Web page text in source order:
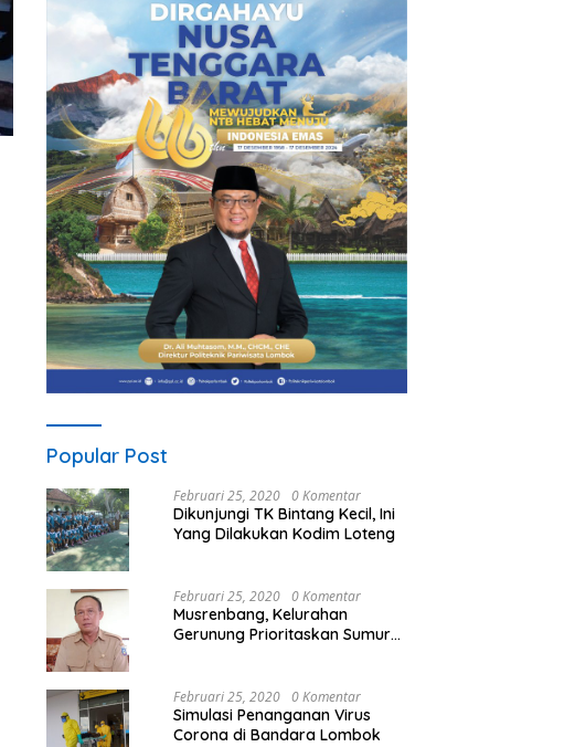
Popular Post
Februari 25, 2020 0 Komentar
Dikunjungi TK Bintang Kecil, Ini
Yang Dilakukan Kodim Loteng
Februari 25, 2020 0 Komentar
Musrenbang, Kelurahan
Gerunung Prioritaskan Sumur
Februari 25, 2020 0 Komentar
Simulasi Penanganan Virus
Corona di Bandara Lombok